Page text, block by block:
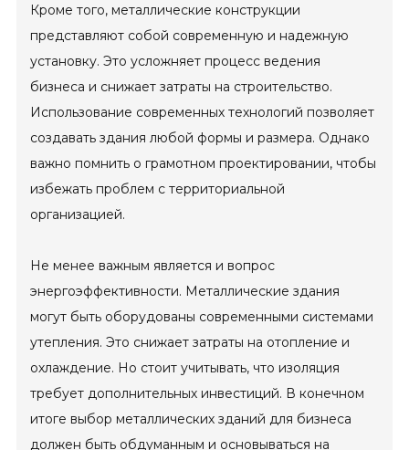
Кроме того, металлические конструкции
представляют собой современную и надежную
установку. Это усложняет процесс ведения
бизнеса и снижает затраты на строительство.
Использование современных технологий позволяет
создавать здания любой формы и размера. Однако
важно помнить о грамотном проектировании, чтобы
избежать проблем с территориальной
организацией.
Не менее важным является и вопрос
энергоэффективности. Металлические здания
могут быть оборудованы современными системами
утепления. Это снижает затраты на отопление и
охлаждение. Но стоит учитывать, что изоляция
требует дополнительных инвестиций. В конечном
итоге выбор металлических зданий для бизнеса
должен быть обдуманным и основываться на